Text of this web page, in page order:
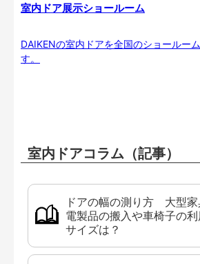
室内ドア展示ショールーム
DAIKENの室内ドアを全国のショールー
す。
室内ドアコラム（記事）
ドアの幅の測り方 大型家
電製品の搬入や車椅子の
サイズは？